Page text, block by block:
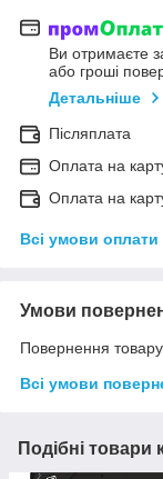
Ви отримаєте
або гроші
Детальніше
Післяплата
Оплата на
Оплата на
Всі умови оплати
Умови
Повернення
Всі умови
Подібні товари